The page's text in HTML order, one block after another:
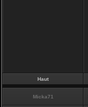
Haut
Micka71